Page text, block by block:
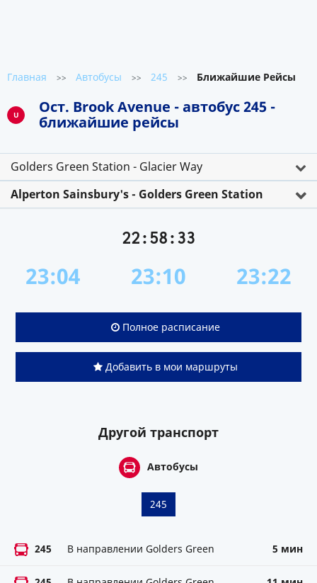
Главная >> Автобусы >> 245 >> Ближайшие Рейсы
U
Ост. Brook Avenue - автобус 245 -
ближайшие рейсы
Golders Green Station - Glacier Way
Alperton Sainsbury's - Golders Green Station
22:58:33
23:04 23:10 23:22
Полное расписание
Добавить в мои маршруты
Другой транспорт
Автобусы
245
245 В направлении Golders Green 5 мин